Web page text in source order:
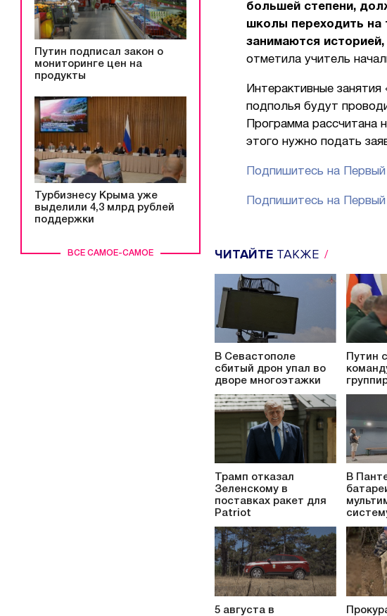
ВСЕ САМОЕ-САМОЕ
Путин подписал закон о
мониторинге цен на
продукты
Турбизнесу Крыма уже
выделили 4,3 млрд рублей
поддержки
большей степени,
школы переходить на
занимаются
отметила учитель
Интерактивные
подполья будут
Программа рассчитана
этого нужно подать
Подпишитесь на
Подпишитесь на
ЧИТАЙТЕ ТАКЖЕ
В Севастополе
сбитый дрон упал во
дворе многоэтажки
Путин
Трамп отказал
Зеленскому в
поставках ракет для
Patriot
В
5 августа в